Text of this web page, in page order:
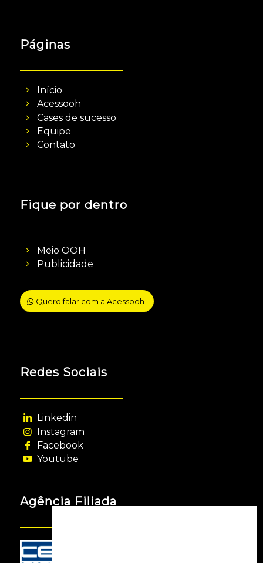
Páginas
Início
Acessooh
Cases de sucesso
Equipe
Contato
Fique por dentro
Meio OOH
Publicidade
Quero falar com a Acessooh
Redes Sociais
Linkedin
Instagram
Facebook
Youtube
Agência Filiada